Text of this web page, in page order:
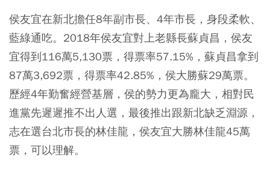
侯友宜在新北擔任8年副市長、4年市長，身段柔軟、
藍綠通吃。2018年侯友宜對上老縣長蘇貞昌，侯友
宜得到116萬5,130票，得票率57.15%，蘇貞昌拿到
87萬3,692票，得票率42.85%，侯大勝蘇29萬票。
歷經4年勤奮經營基層，侯的勢力更為龐大，相對民
進黨先遲遲推不出人選，最後推出跟新北缺乏淵源，
志在選台北市長的林佳龍，侯友宜大勝林佳龍45萬
票，可以理解。